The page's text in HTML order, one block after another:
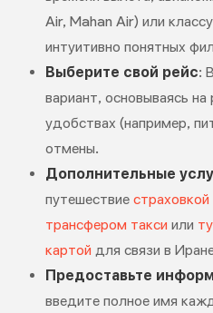
Air, Mahan Air) или
интуитивно понятных
Выберите свой рейс:
вариант, основываясь на
удобствах (например,
отмены.
Дополнительные
путешествие
трансфером такси или
картой для связи в
Предоставьте
введите полное имя